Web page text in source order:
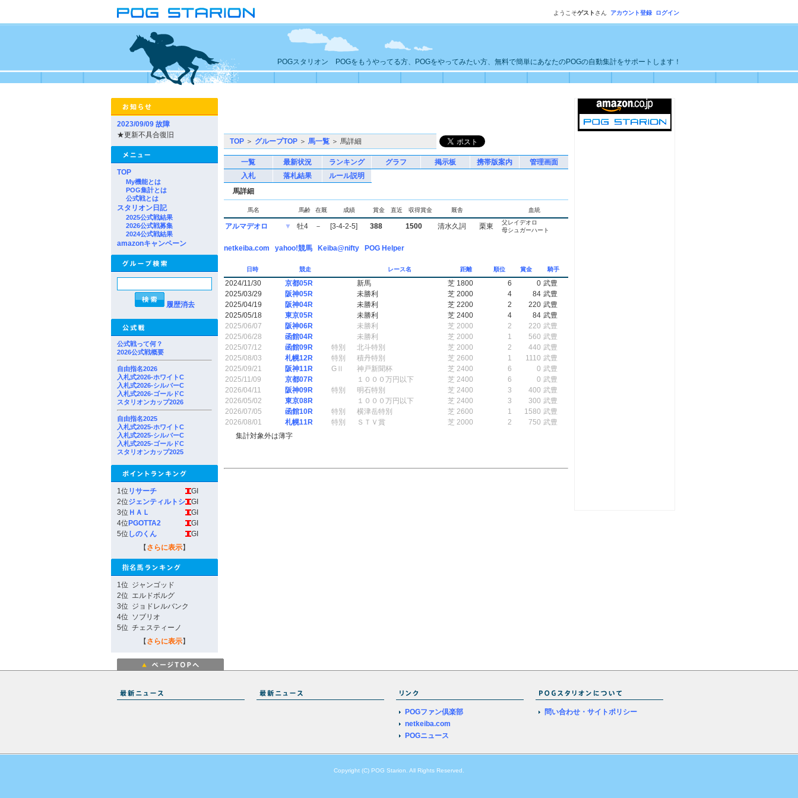
ようこそゲスト さん アカウント登録 ログイン
POGスタリオン POGをもうやってる方、POGをやってみたい方、無料で簡単にあなたのPOGの自動集計をサポートします！
2023/09/09 故障
★更新不具合復旧
TOP
My機能とは
POG集計とは
公式戦とは
スタリオン日記
2025公式戦結果
2026公式戦募集
2024公式戦結果
amazonキャンペーン
履歴消去
公式戦って何？
2026公式戦概要
自由指名2026
入札式2026-ホワイトC
入札式2026-シルバーC
入札式2026-ゴールドC
スタリオンカップ2026
自由指名2025
入札式2025-ホワイトC
入札式2025-シルバーC
入札式2025-ゴールドC
スタリオンカップ2025
1位 リサーチ
GI
2位ジェンティルトシ
GI
3位 ＨＡＬ
GI
4位 PGOTTA2
GI
5位 しのくん
GI
【 さらに表示】
1位 ジャンゴッド
2位 エルドボルグ
3位 ジョドレルバンク
4位 ソブリオ
5位 チェスティーノ
【 さらに表示】
TOP ＞ グループTOP ＞ 馬一覧 ＞ 馬詳細
一覧 最新状況 ランキング グラフ 掲示板 携帯版案内
管理画面
入札
落札結果
ルール説明
馬詳細
馬名 馬齢 在厩 成績 賞金 直近 収得賞金 厩舎 血統
アルマデオロ ▼ 牡4 － [3-4-2-5] 388 1500 清水久詞 栗東
父レイデオロ
母シュガーハート
netkeiba.com yahoo!競馬 Keiba@nifty POG Helper
日時 競走 レース名 距離 順位 賞金 騎手
2024/11/30 京都05R 新馬 芝 1800 6 0 武豊
2025/03/29
阪神05R 未勝利 芝 2000 4 84 武豊
2025/04/19
阪神04R 未勝利 芝 2200 2 220 武豊
2025/05/18
東京05R 未勝利 芝 2400 4 84 武豊
2025/06/07
阪神06R 未勝利 芝 2000 2 220 武豊
2025/06/28
函館04R 未勝利 芝 2000 1 560 武豊
2025/07/12
函館09R 特別 北斗特別 芝 2000 2 440 武豊
2025/08/03
札幌12R 特別 積丹特別 芝 2600 1 1110 武豊
2025/09/21
阪神11R GⅡ 神戸新聞杯 芝 2400 6 0 武豊
2025/11/09
京都07R １０００万円以下 芝 2400 6 0 武豊
2026/04/11
阪神09R 特別 明石特別 芝 2400 3 400 武豊
2026/05/02
東京08R １０００万円以下 芝 2400 3 300 武豊
2026/07/05
函館10R 特別 横津岳特別 芝 2600 1 1580 武豊
2026/08/01
札幌11R 特別 ＳＴＶ賞 芝 2000 2 750 武豊
集計対象外は薄字
POGファン倶楽部
netkeiba.com
POGニュース
問い合わせ・サイトポリシー
Copyright (C) POG Starion. All Rights Reserved.